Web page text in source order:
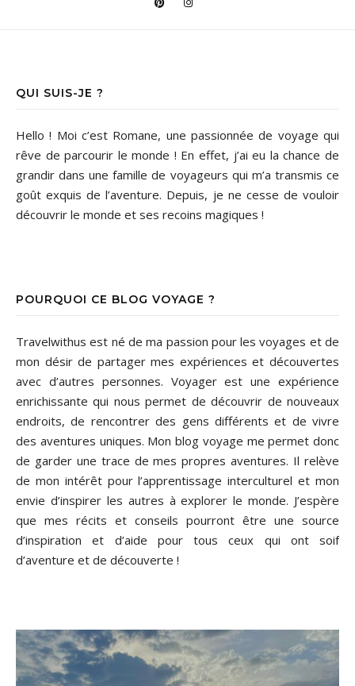
QUI SUIS-JE ?
Hello ! Moi c’est Romane, une passionnée de voyage qui
rêve de parcourir le monde ! En effet, j’ai eu la chance de
grandir dans une famille de voyageurs qui m’a transmis ce
goût exquis de l’aventure. Depuis, je ne cesse de vouloir
découvrir le monde et ses recoins magiques !
POURQUOI CE BLOG VOYAGE ?
Travelwithus est né de ma passion pour les voyages et de
mon désir de partager mes expériences et découvertes
avec d’autres personnes. Voyager est une expérience
enrichissante qui nous permet de découvrir de nouveaux
endroits, de rencontrer des gens différents et de vivre
des aventures uniques. Mon blog voyage me permet donc
de garder une trace de mes propres aventures. Il relève
de mon intérêt pour l’apprentissage interculturel et mon
envie d’inspirer les autres à explorer le monde. J’espère
que mes récits et conseils pourront être une source
d’inspiration et d’aide pour tous ceux qui ont soif
d’aventure et de découverte !